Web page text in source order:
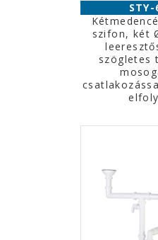
szifon, két
szögletes